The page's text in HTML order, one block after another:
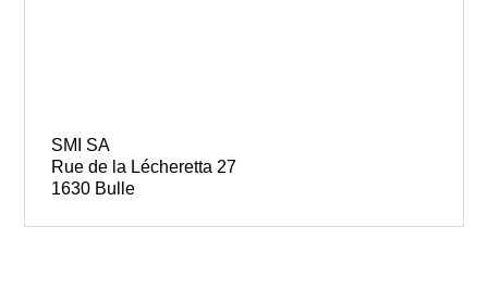
SMI SA
Rue de la Lécheretta 27
1630 Bulle